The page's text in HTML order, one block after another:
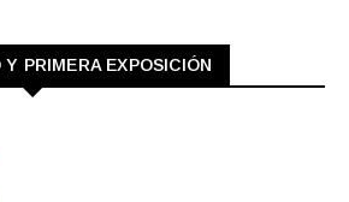
PRIMERA EXPOSICIÓN